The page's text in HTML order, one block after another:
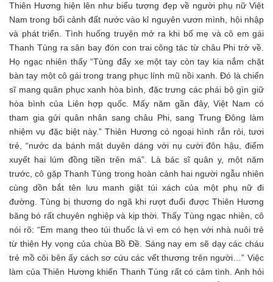
Thiên Hương hiện lên như biểu tượng đẹp về người phụ nữ Việt
Nam trong bối cảnh đất nước vào kỉ nguyên vươn mình, hội nhập
và phát triển. Tình huống truyện mở ra khi bố mẹ và cô em gái
Thanh Tùng ra sân bay đón con trai công tác từ châu Phi trở về.
Họ ngạc nhiên thấy “Tùng đẩy xe một tay còn tay kia nắm chặt
bàn tay một cô gái trong trang phục lính mũ nồi xanh. Đó là chiến
sĩ mang quân phục xanh hòa bình, đặc trưng các phái bộ gìn giữ
hòa bình của Liên hợp quốc. Mấy năm gần đây, Việt Nam có
tham gia gửi quân nhân sang châu Phi, sang Trung Đông làm
nhiệm vụ đặc biệt này.” Thiên Hương có ngoại hình rắn rỏi, tươi
trẻ, “nước da bánh mật duyên dáng với nụ cười đôn hậu, điểm
xuyết hai lúm đồng tiền trên má”. Là bác sĩ quân y, một năm
trước, cô gặp Thanh Tùng trong hoàn cảnh hai người ngẫu nhiên
cùng dồn bắt tên lưu manh giật túi xách của một phụ nữ đi
đường. Tùng bị thương do ngã khi rượt đuổi được Thiên Hương
băng bó rất chuyên nghiệp và kịp thời. Thấy Tùng ngạc nhiên, cô
nói rõ: “Em mang theo túi thuốc là vì em có hẹn với nhà nuôi trẻ
từ thiện Hy vọng của chùa Bồ Đề. Sáng nay em sẽ dạy các cháu
trẻ mồ côi bên ấy cách sơ cứu các vết thương trên người…” Việc
làm của Thiên Hương khiến Thanh Tùng rất có cảm tình. Anh hỏi